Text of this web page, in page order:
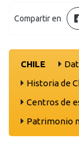
Compartir en
CHILE
Historia de
Centros de
Patrimonio